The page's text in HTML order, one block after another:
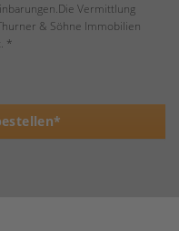
Vermittlung
& Söhne Immobilien
*